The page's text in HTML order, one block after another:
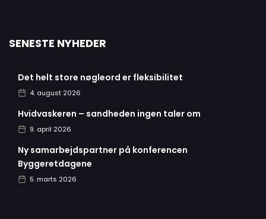
SENESTE NYHEDER
Det helt store nøgleord er fleksibilitet
4. august 2026
Hvidvaskeren – sandheden ingen taler om
9. april 2026
Ny samarbejdspartner på konferencen
Byggeretdagene
5. marts 2026